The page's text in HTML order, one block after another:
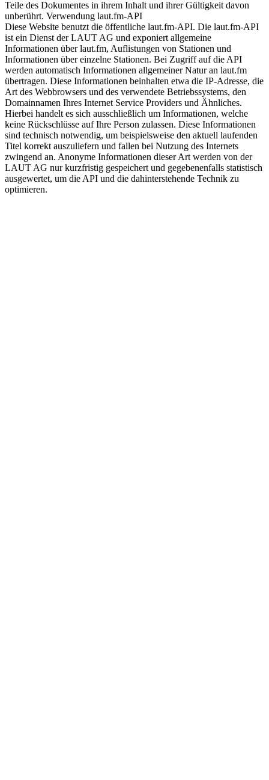
Teile des Dokumentes in ihrem Inhalt und ihrer Gültigkeit davon
unberührt. Verwendung laut.fm-API
Diese Website benutzt die öffentliche laut.fm-API. Die laut.fm-API
ist ein Dienst der LAUT AG und exponiert allgemeine
Informationen über laut.fm, Auflistungen von Stationen und
Informationen über einzelne Stationen. Bei Zugriff auf die API
werden automatisch Informationen allgemeiner Natur an laut.fm
übertragen. Diese Informationen beinhalten etwa die IP-Adresse, die
Art des Webbrowsers und des verwendete Betriebssystems, den
Domainnamen Ihres Internet Service Providers und Ähnliches.
Hierbei handelt es sich ausschließlich um Informationen, welche
keine Rückschlüsse auf Ihre Person zulassen. Diese Informationen
sind technisch notwendig, um beispielsweise den aktuell laufenden
Titel korrekt auszuliefern und fallen bei Nutzung des Internets
zwingend an. Anonyme Informationen dieser Art werden von der
LAUT AG nur kurzfristig gespeichert und gegebenenfalls statistisch
ausgewertet, um die API und die dahinterstehende Technik zu
optimieren.